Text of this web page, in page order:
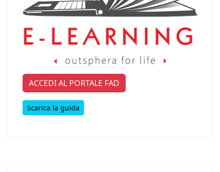
ACCEDI AL PORTALE FAD
Scarica la guida